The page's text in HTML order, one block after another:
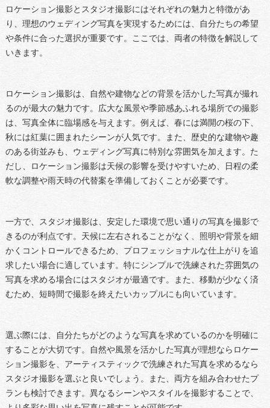
ロケーション撮影とスタジオ撮影にはそれぞれの魅力と特徴があ
り、理想のウェディング写真を実現するためには、自分たちの希望
や条件に合った選択が重要です。ここでは、両者の特徴を解説して
いきます。
ロケーション撮影は、自然や建物などの背景を活かした写真が撮れ
るのが最大の魅力です。広大な風景や季節感あふれる場所での撮影
は、写真全体に臨場感を与えます。例えば、春には満開の桜の下、
秋には紅葉に囲まれたシーンが人気です。また、歴史的な建物や趣
のある街並みも、ウェディング写真に特別な雰囲気を加えます。た
だし、ロケーション撮影は天候の影響を受けやすいため、日程の柔
軟な調整や雨天時の代替案を準備しておくことが必要です。
一方で、スタジオ撮影は、安定した環境で思い通りの写真を撮影で
きるのが利点です。天候に左右されることがなく、照明や背景を細
かくコントロールできるため、プロフェッショナルな仕上がりを追
求したい場合に適しています。特にシンプルで洗練された雰囲気の
写真を求める場合にはスタジオが最適です。また、移動が少なく済
むため、短時間で撮影を終えたいカップルにも向いています。
選ぶ際には、自分たちがどのような写真を求めているのかを明確に
することが大切です。自然や風景を活かした写真が理想ならロケー
ション撮影を、アーティスティックで洗練された写真を求めるなら
スタジオ撮影を選ぶと良いでしょう。また、両方を組み合わせたプ
ランも検討できます。異なるシーンやスタイルを撮影することで、